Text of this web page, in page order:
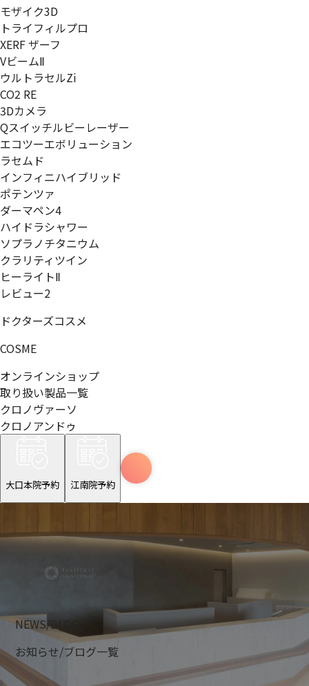
モザイク3D
トライフィルプロ
XERF ザーフ
VビームⅡ
ウルトラセルZi
CO2 RE
3Dカメラ
Qスイッチルビーレーザー
エコツーエボリューション
ラセムド
インフィニハイブリッド
ポテンツァ
ダーマペン4
ハイドラシャワー
ソプラノチタニウム
クラリティツイン
ヒーライトⅡ
レビュー2
ドクターズコスメ
COSME
オンラインショップ
取り扱い製品一覧
クロノヴァーソ
クロノアンドゥ
大口本院予約 江南院予約
NEWS/BLOG
お知らせ/ブログ一覧